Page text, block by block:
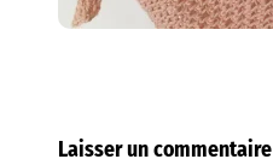
Laisser un commentaire